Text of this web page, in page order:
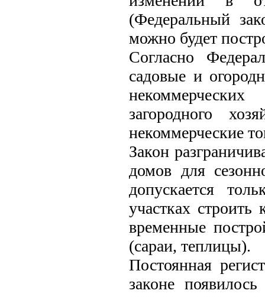
(Федеральный
можно будет
Согласно
садовые и
загородного
некоммерческие
Закон
домов для
допускается
участках строить
временные
(сараи, теплицы).
Постоянная
законе